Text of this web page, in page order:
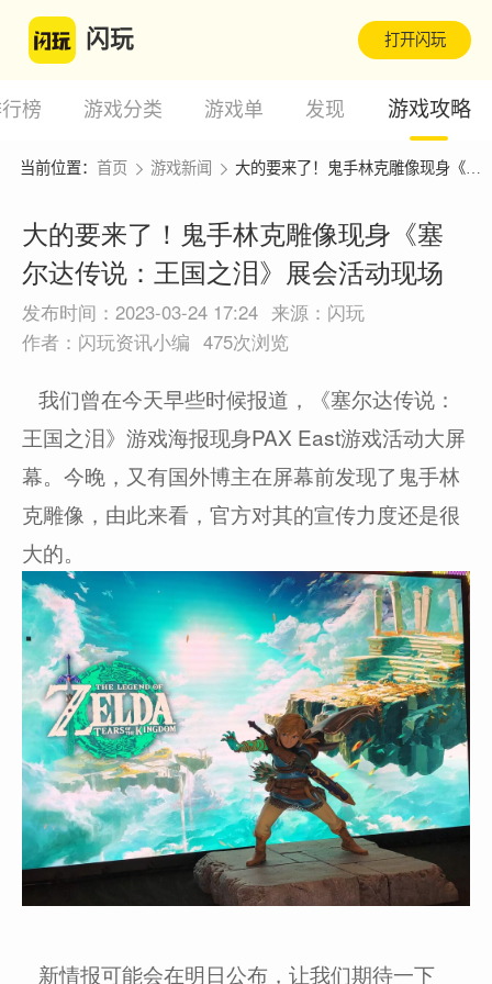
闪玩 打开闪玩
榜 游戏分类 游戏单 发现 游戏攻略
当前位置： 首页 游戏新闻 大的要来了！鬼手林克雕像现身《塞尔达传说：王国之泪》展会活动现场
大的要来了！鬼手林克雕像现身《塞
尔达传说：王国之泪》展会活动现场
发布时间：2023-03-24 17:24 来源：闪玩
作者：闪玩资讯小编 475次浏览
我们曾在今天早些时候报道，《塞尔达传说：
王国之泪》游戏海报现身PAX East游戏活动大屏
幕。今晚，又有国外博主在屏幕前发现了鬼手林
克雕像，由此来看，官方对其的宣传力度还是很
大的。
新情报可能会在明日公布，让我们期待一下